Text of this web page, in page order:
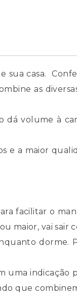
sua casa.
as
dá volume à
e a maior
facilitar o
maior, vai sair
dorme.
uma indicação
que